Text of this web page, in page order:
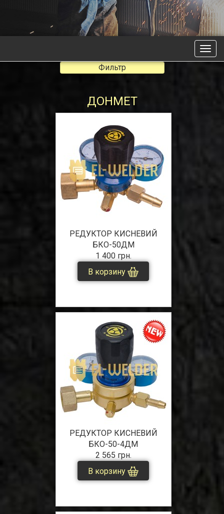
Фильтр
ДОНМЕТ
РЕДУКТОР КИСНЕВИЙ
БКО-50ДМ
1 400 грн.
В корзину
РЕДУКТОР КИСНЕВИЙ
БКО-50-4ДМ
2 565 грн.
В корзину